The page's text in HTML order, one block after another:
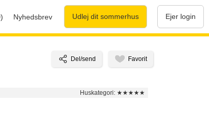
Nyhedsbrev Udlej dit sommerhus Ejer login
Huskategori: ★★★★★